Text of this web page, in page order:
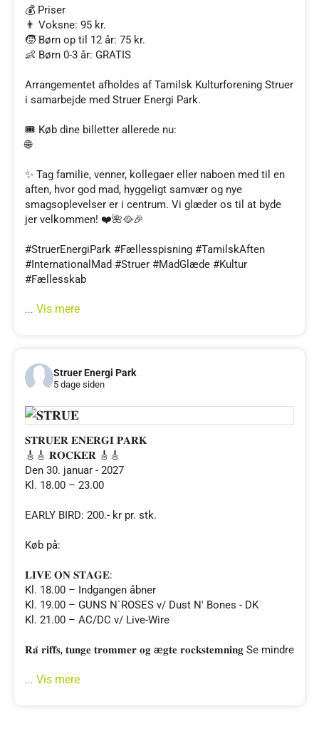
💰 Priser
👨 Voksne: 95 kr.
🧒 Børn op til 12 år: 75 kr.
👶 Børn 0-3 år: GRATIS
Arrangementet afholdes af Tamilsk Kulturforening Struer
i samarbejde med Struer Energi Park.
🎟️ Køb dine billetter allerede nu:
🌐
✨ Tag familie, venner, kollegaer eller naboen med til en
aften, hvor god mad, hyggeligt samvær og nye
smagsoplevelser er i centrum. Vi glæder os til at byde
jer velkommen! ❤️🌺🥘🎉
#StruerEnergiPark #Fællesspisning #TamilskAften
#InternationalMad #Struer #MadGlæde #Kultur
#Fællesskab
Vis mere
Struer Energi Park
5 dage siden
𝐒𝐓𝐑𝐔𝐄𝐑 𝐄𝐍𝐄𝐑𝐆𝐈 𝐏𝐀𝐑𝐊
🎸🎸 𝐑𝐎𝐂𝐊𝐄𝐑 🎸🎸
Den 30. januar - 2027
Kl. 18.00 – 23.00
EARLY BIRD: 200.- kr pr. stk.
Køb på:
𝐋𝐈𝐕𝐄 𝐎𝐍 𝐒𝐓𝐀𝐆𝐄:
Kl. 18.00 – Indgangen åbner
Kl. 19.00 – GUNS N`ROSES v/ Dust N' Bones - DK
Kl. 21.00 – AC/DC v/ Live-Wire
𝐑𝐚̊ 𝐫𝐢𝐟𝐟𝐬, 𝐭𝐮𝐧𝐠𝐞 𝐭𝐫𝐨𝐦𝐦𝐞𝐫 𝐨𝐠 æ𝐠𝐭𝐞 𝐫𝐨𝐜𝐤𝐬𝐭𝐞𝐦𝐧𝐢𝐧𝐠 Se mindre
Vis mere